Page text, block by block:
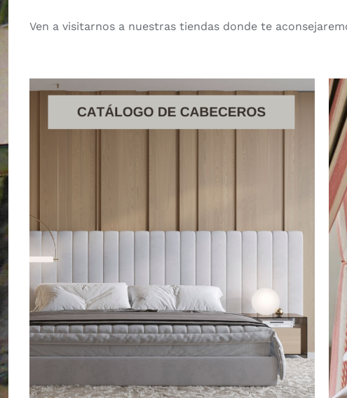
Ven a visitarnos a nuestras tiendas donde te